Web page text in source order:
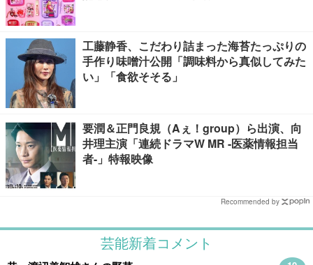
工藤静香、こだわり詰まった海苔たっぷりの
手作り味噌汁公開「調味料から真似してみた
い」「食欲そそる」
要潤＆正門良規（Aぇ！group）ら出演、向
井理主演「連続ドラマW MR -医薬情報担当
者-」特報映像
Recommended by